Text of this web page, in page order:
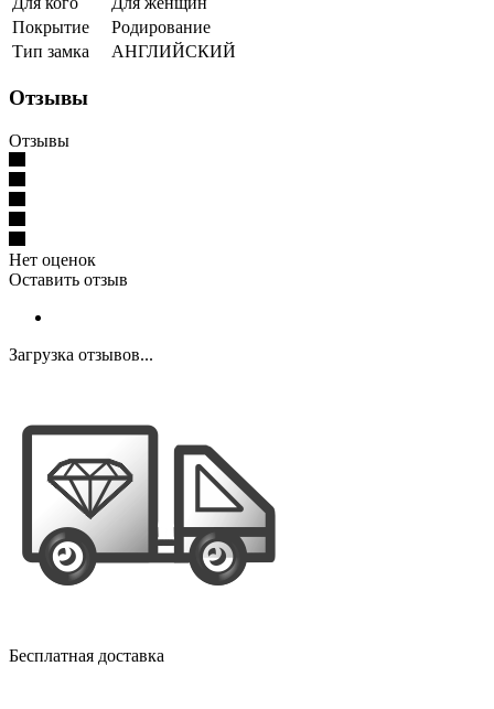
Покрытие
Родирование
Тип замка
АНГЛИЙСКИЙ
Отзывы
Отзывы
Нет оценок
Оставить отзыв
Загрузка отзывов...
Бесплатная доставка